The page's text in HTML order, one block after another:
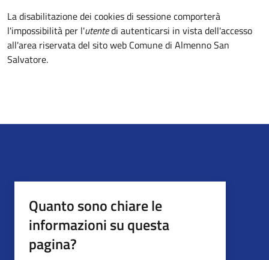
La disabilitazione dei cookies di sessione comporterà
l'impossibilità per l'utentedi autenticarsi in vista dell'accesso
all'area riservata del sito web Comune di Almenno San
Salvatore.
Quanto sono chiare le
informazioni su questa
pagina?